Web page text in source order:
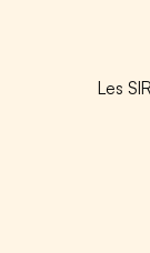
Les